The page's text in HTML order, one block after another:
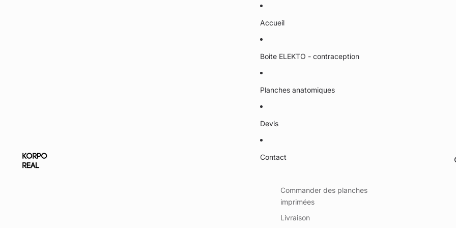
Accueil
Boite ELEKTO - contraception
Planches anatomiques
Devis
Contact
Commander des planches
imprimées
Livraison